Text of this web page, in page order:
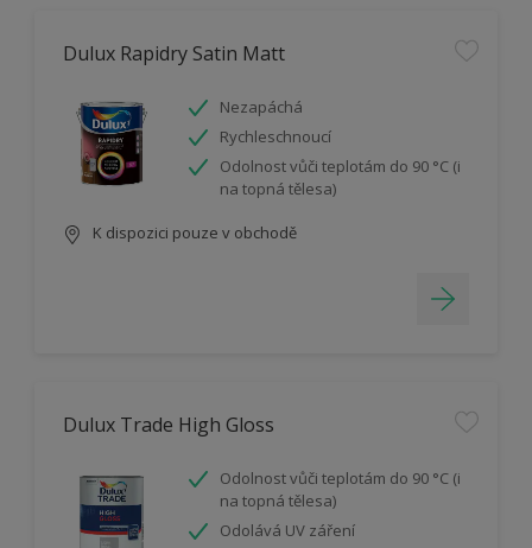
Dulux Rapidry Satin Matt
Nezapáchá
Rychleschnoucí
Odolnost vůči teplotám do 90 °C (i
na topná tělesa)
K dispozici pouze v obchodě
Dulux Trade High Gloss
Odolnost vůči teplotám do 90 °C (i
na topná tělesa)
Odolává UV záření